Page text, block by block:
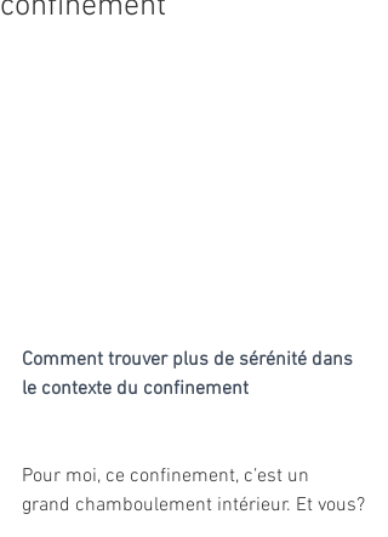
Comment trouver plus de sérénité dans
le contexte du confinement
Pour moi, ce confinement, c’est un
grand chamboulement intérieur. Et vous?